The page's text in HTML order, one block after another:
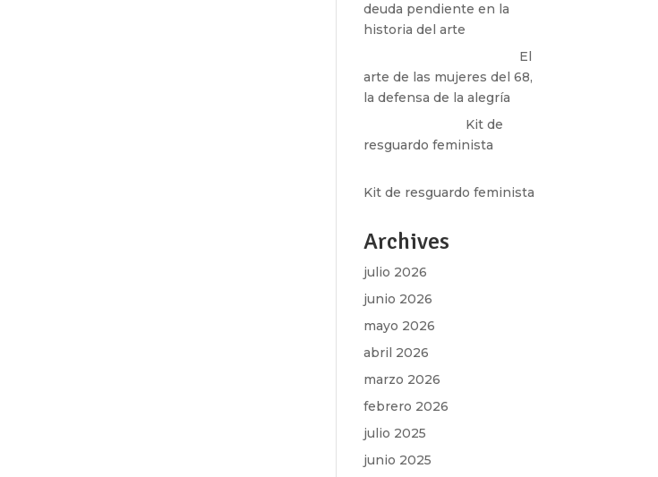
deuda pendiente en la
historia del arte
El
arte de las mujeres del 68,
la defensa de la alegría
Kit de
resguardo feminista
Kit de resguardo feminista
Archives
julio 2026
junio 2026
mayo 2026
abril 2026
marzo 2026
febrero 2026
julio 2025
junio 2025